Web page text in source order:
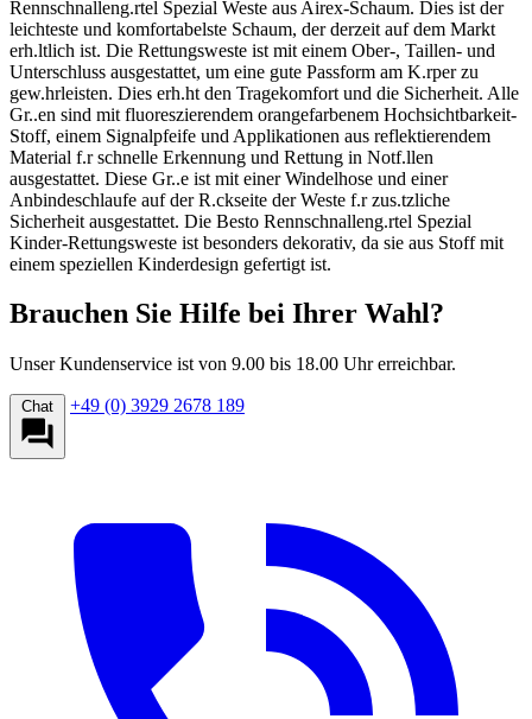
Rennschnalleng.rtel Spezial Weste aus Airex-Schaum. Dies ist der
leichteste und komfortabelste Schaum, der derzeit auf dem Markt
erh.ltlich ist. Die Rettungsweste ist mit einem Ober-, Taillen- und
Unterschluss ausgestattet, um eine gute Passform am K.rper zu
gew.hrleisten. Dies erh.ht den Tragekomfort und die Sicherheit. Alle
Gr..en sind mit fluoreszierendem orangefarbenem Hochsichtbarkeit-
Stoff, einem Signalpfeife und Applikationen aus reflektierendem
Material f.r schnelle Erkennung und Rettung in Notf.llen
ausgestattet. Diese Gr..e ist mit einer Windelhose und einer
Anbindeschlaufe auf der R.ckseite der Weste f.r zus.tzliche
Sicherheit ausgestattet. Die Besto Rennschnalleng.rtel Spezial
Kinder-Rettungsweste ist besonders dekorativ, da sie aus Stoff mit
einem speziellen Kinderdesign gefertigt ist.
Brauchen Sie Hilfe bei Ihrer Wahl?
Unser Kundenservice ist von 9.00 bis 18.00 Uhr erreichbar.
Chat +49 (0) 3929 2678 189